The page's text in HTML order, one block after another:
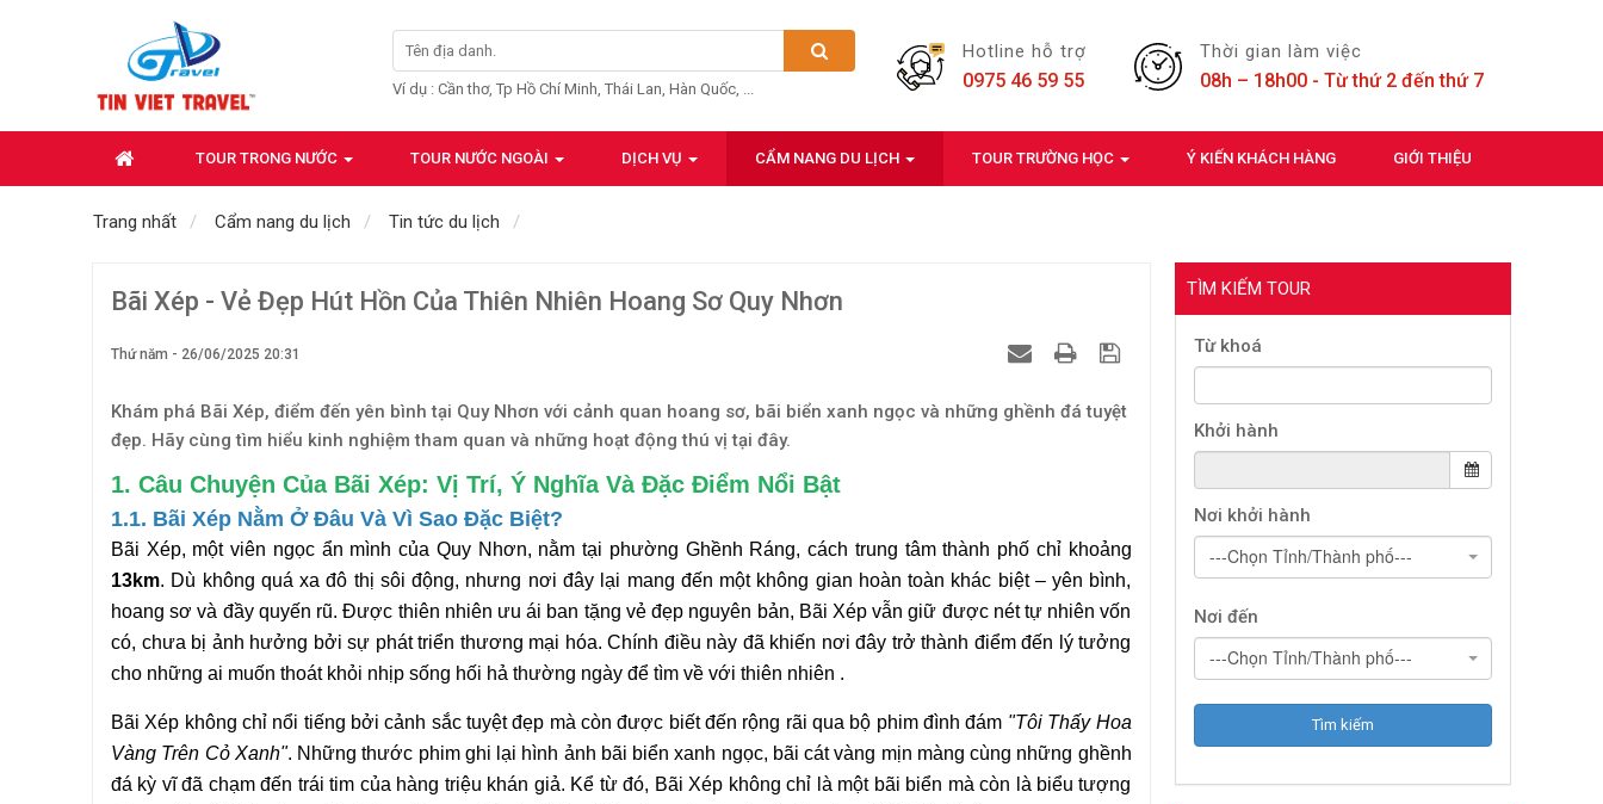
Ví dụ : Cần thơ, Tp Hồ Chí Minh, Thái Lan, Hàn Quốc, ...
Hotline hỗ trợ
0975 46 59 55
Thời gian làm việc
08h – 18h00 - Từ thứ 2 đến thứ 7
TOUR TRONG NƯỚC TOUR NƯỚC NGOÀI DỊCH VỤ CẨM NANG DU LỊCH TOUR TRƯỜNG HỌC Ý KIẾN KHÁCH HÀNG GIỚI THIỆU
Trang nhất Cẩm nang du lịch Tin tức du lịch
Bãi Xép - Vẻ Đẹp Hút Hồn Của Thiên Nhiên Hoang Sơ Quy Nhơn
Thứ năm - 26/06/2025 20:31
Khám phá Bãi Xép, điểm đến yên bình tại Quy Nhơn với cảnh quan hoang sơ, bãi biển xanh ngọc và những ghềnh đá tuyệt
đẹp. Hãy cùng tìm hiểu kinh nghiệm tham quan và những hoạt động thú vị tại đây.
1. Câu Chuyện Của Bãi Xép: Vị Trí, Ý Nghĩa Và Đặc Điểm Nổi Bật
1.1. Bãi Xép Nằm Ở Đâu Và Vì Sao Đặc Biệt?
Bãi Xép, một viên ngọc ẩn mình của Quy Nhơn, nằm tại phường Ghềnh Ráng, cách trung tâm thành phố chỉ khoảng
13km. Dù không quá xa đô thị sôi động, nhưng nơi đây lại mang đến một không gian hoàn toàn khác biệt – yên bình,
hoang sơ và đầy quyến rũ. Được thiên nhiên ưu ái ban tặng vẻ đẹp nguyên bản, Bãi Xép vẫn giữ được nét tự nhiên vốn
có, chưa bị ảnh hưởng bởi sự phát triển thương mại hóa. Chính điều này đã khiến nơi đây trở thành điểm đến lý tưởng
cho những ai muốn thoát khỏi nhịp sống hối hả thường ngày để tìm về với thiên nhiên .
Bãi Xép không chỉ nổi tiếng bởi cảnh sắc tuyệt đẹp mà còn được biết đến rộng rãi qua bộ phim đình đám "Tôi Thấy Hoa
Vàng Trên Cỏ Xanh". Những thước phim ghi lại hình ảnh bãi biển xanh ngọc, bãi cát vàng mịn màng cùng những ghềnh
đá kỳ vĩ đã chạm đến trái tim của hàng triệu khán giả. Kể từ đó, Bãi Xép không chỉ là một bãi biển mà còn là biểu tượng
TÌM KIẾM TOUR
Từ khoá
Khởi hành
Nơi khởi hành
---Chọn Tỉnh/Thành phố---
Nơi đến
---Chọn Tỉnh/Thành phố---